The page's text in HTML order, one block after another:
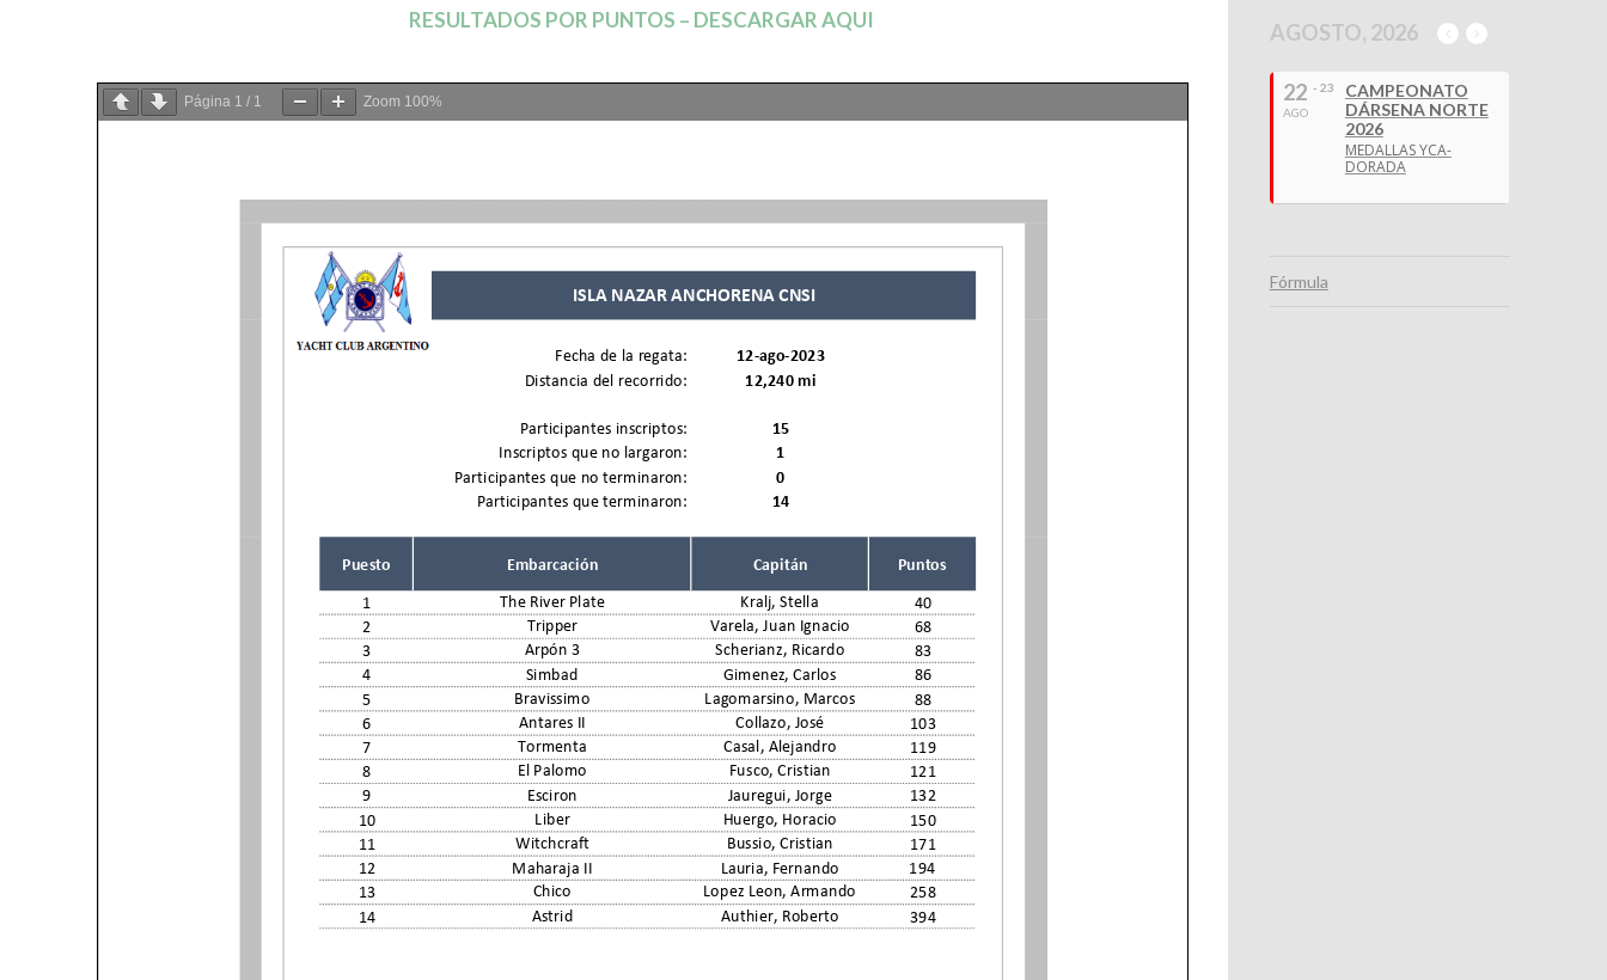
RESULTADOS POR PUNTOS – DESCARGAR AQUI
Página 1 / 1 Zoom 100%
AGOSTO, 2026
22
AGO
- 23
CAMPEONATO
DÁRSENA NORTE
2026
MEDALLAS YCA-
DORADA
Fórmula